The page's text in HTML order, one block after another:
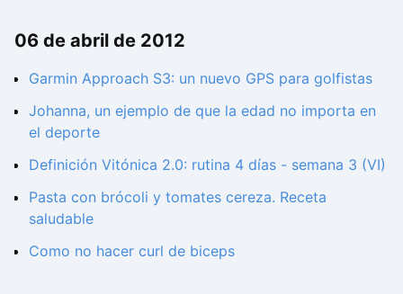
06 de abril de 2012
Garmin Approach S3: un nuevo GPS para golfistas
Johanna, un ejemplo de que la edad no importa en
el deporte
Definición Vitónica 2.0: rutina 4 días - semana 3 (VI)
Pasta con brócoli y tomates cereza. Receta
saludable
Como no hacer curl de biceps